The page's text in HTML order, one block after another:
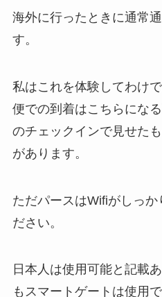
海外に行ったときに通常
す。
私はこれを体験してわけ
便での到着はこちらにな
のチェックインで見せた
があります。
ただパースはWifiがしっか
ださい。
日本人は使用可能と記載
もスマートゲートは使用